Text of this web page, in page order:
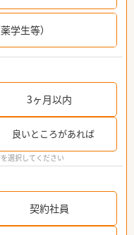
学生等）
3ヶ月以内
良いところがあれば
選択してください
契約社員